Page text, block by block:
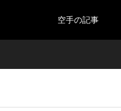
空手の記事